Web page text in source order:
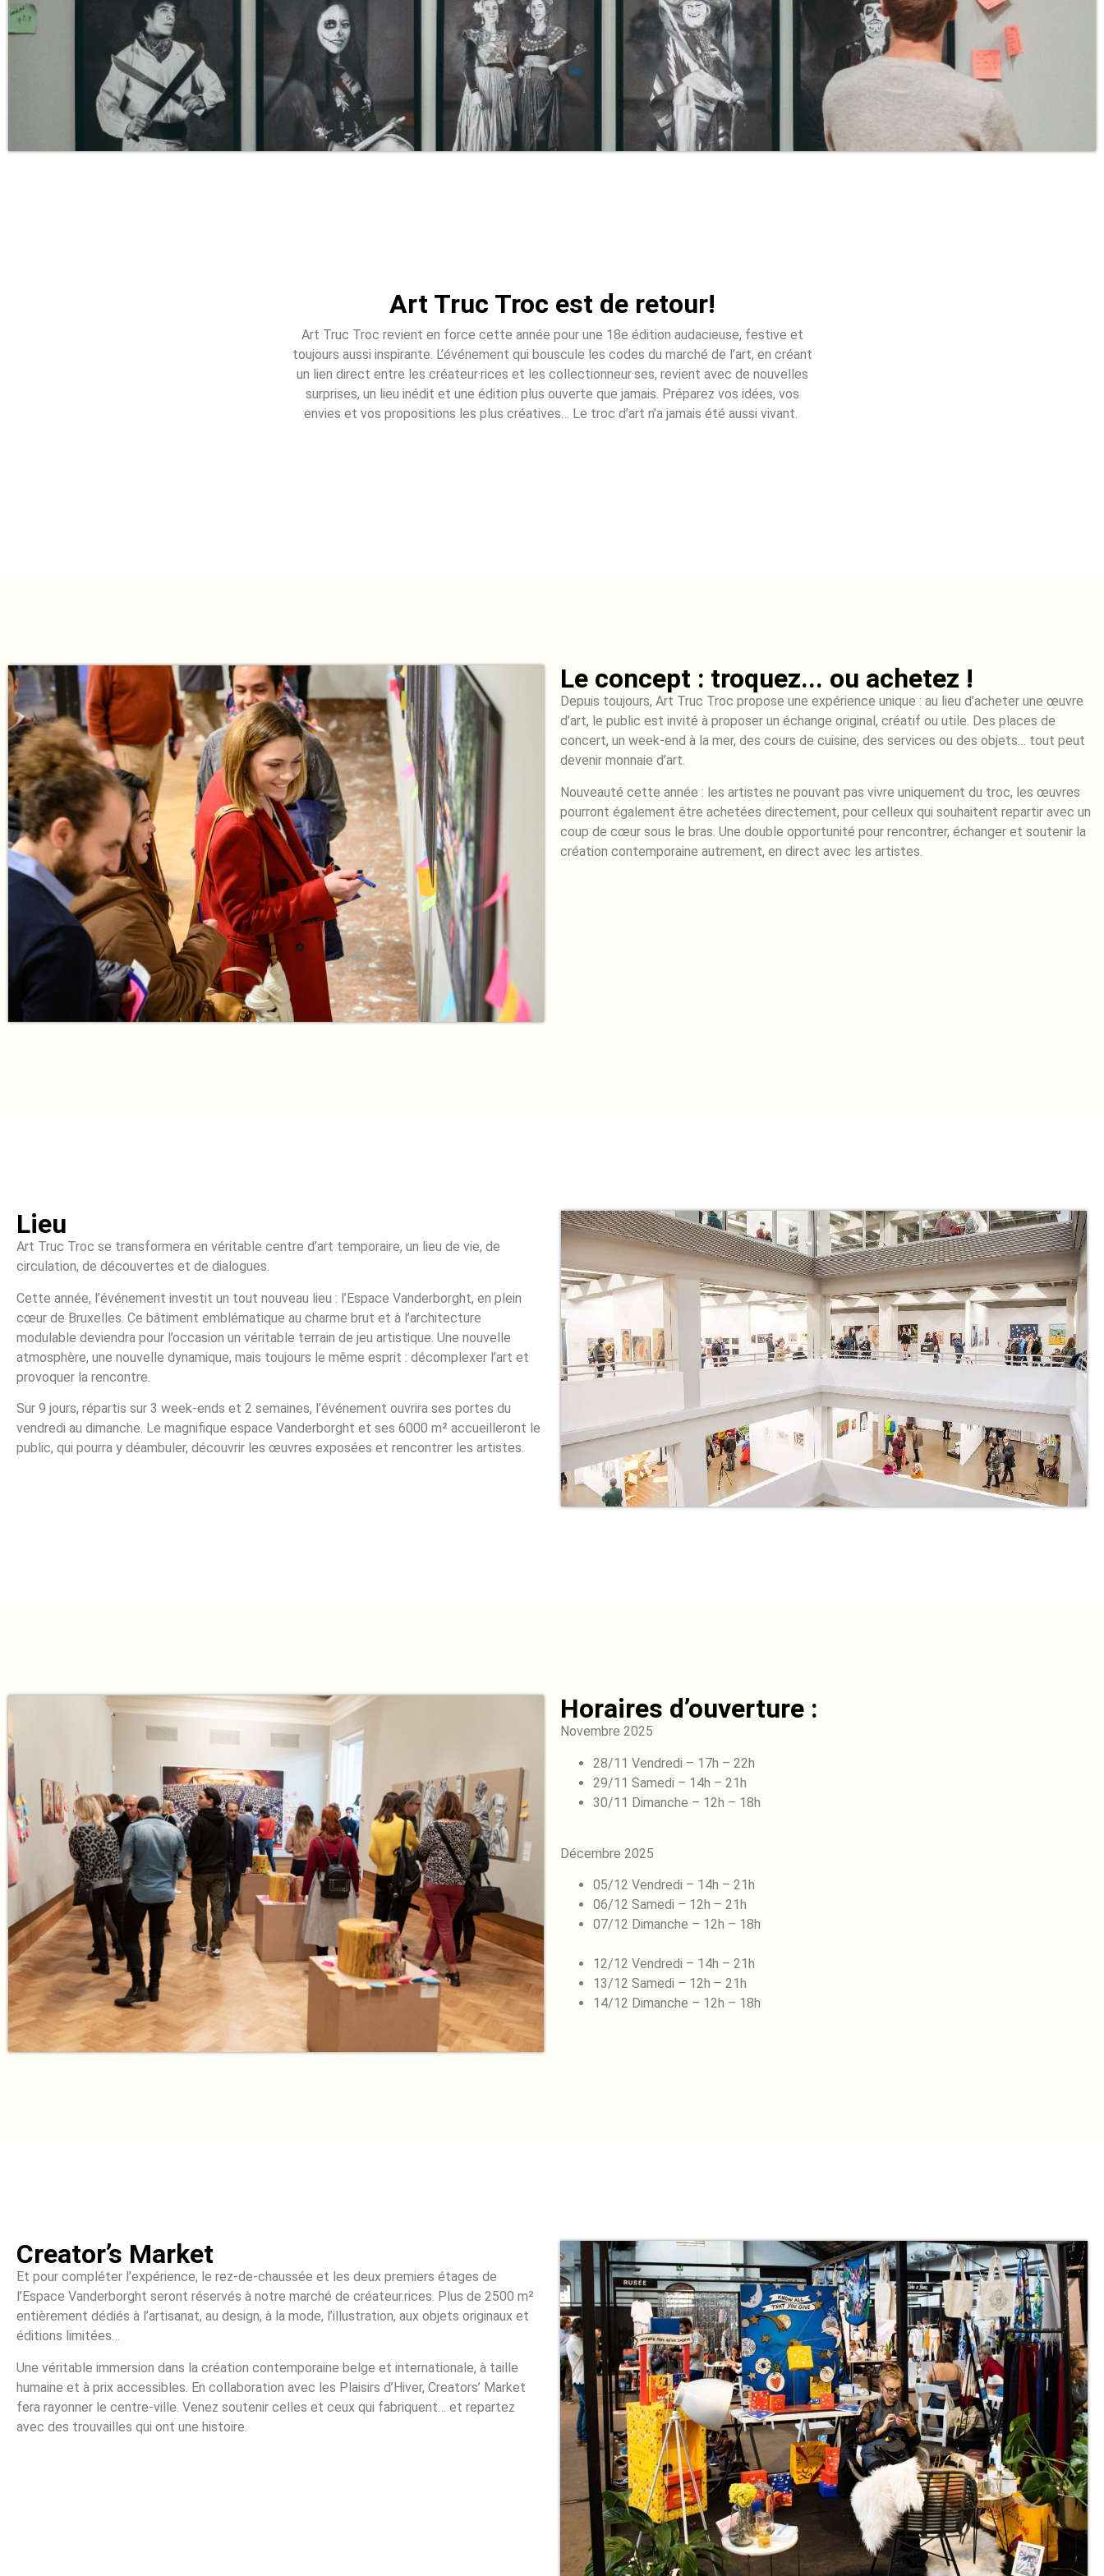
Art Truc Troc est de retour!
Art Truc Troc revient en force cette année pour une 18e édition audacieuse, festive et
toujours aussi inspirante. L’événement qui bouscule les codes du marché de l’art, en créant
un lien direct entre les créateur·rices et les collectionneur·ses, revient avec de nouvelles
surprises, un lieu inédit et une édition plus ouverte que jamais. Préparez vos idées, vos
envies et vos propositions les plus créatives… Le troc d’art n’a jamais été aussi vivant.
Le concept : troquez... ou achetez !
Depuis toujours, Art Truc Troc propose une expérience unique : au lieu d’acheter une œuvre
d’art, le public est invité à proposer un échange original, créatif ou utile. Des places de
concert, un week-end à la mer, des cours de cuisine, des services ou des objets… tout peut
devenir monnaie d’art.
Nouveauté cette année : les artistes ne pouvant pas vivre uniquement du troc, les œuvres
pourront également être achetées directement, pour celleux qui souhaitent repartir avec un
coup de cœur sous le bras. Une double opportunité pour rencontrer, échanger et soutenir la
création contemporaine autrement, en direct avec les artistes.
Lieu
Art Truc Troc se transformera en véritable centre d’art temporaire, un lieu de vie, de
circulation, de découvertes et de dialogues.
Cette année, l’événement investit un tout nouveau lieu : l’Espace Vanderborght, en plein
cœur de Bruxelles. Ce bâtiment emblématique au charme brut et à l’architecture
modulable deviendra pour l’occasion un véritable terrain de jeu artistique. Une nouvelle
atmosphère, une nouvelle dynamique, mais toujours le même esprit : décomplexer l’art et
provoquer la rencontre.
Sur 9 jours, répartis sur 3 week-ends et 2 semaines, l’événement ouvrira ses portes du
vendredi au dimanche. Le magnifique espace Vanderborght et ses 6000 m² accueilleront le
public, qui pourra y déambuler, découvrir les œuvres exposées et rencontrer les artistes.
Horaires d’ouverture :
Novembre 2025
28/11 Vendredi – 17h – 22h
29/11 Samedi – 14h – 21h
30/11 Dimanche – 12h – 18h
Décembre 2025
05/12 Vendredi – 14h – 21h
06/12 Samedi – 12h – 21h
07/12 Dimanche – 12h – 18h
12/12 Vendredi – 14h – 21h
13/12 Samedi – 12h – 21h
14/12 Dimanche – 12h – 18h
Creator’s Market
Et pour compléter l’expérience, le rez-de-chaussée et les deux premiers étages de
l’Espace Vanderborght seront réservés à notre marché de créateur.rices. Plus de 2500 m²
entièrement dédiés à l’artisanat, au design, à la mode, l’illustration, aux objets originaux et
éditions limitées…
Une véritable immersion dans la création contemporaine belge et internationale, à taille
humaine et à prix accessibles. En collaboration avec les Plaisirs d’Hiver, Creators’ Market
fera rayonner le centre-ville. Venez soutenir celles et ceux qui fabriquent… et repartez
avec des trouvailles qui ont une histoire.